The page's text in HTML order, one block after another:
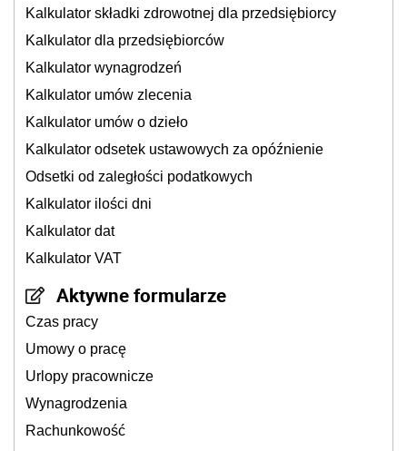
Kalkulator składki zdrowotnej dla przedsiębiorcy
Kalkulator dla przedsiębiorców
Kalkulator wynagrodzeń
Kalkulator umów zlecenia
Kalkulator umów o dzieło
Kalkulator odsetek ustawowych za opóźnienie
Odsetki od zaległości podatkowych
Kalkulator ilości dni
Kalkulator dat
Kalkulator VAT
Aktywne formularze
Czas pracy
Umowy o pracę
Urlopy pracownicze
Wynagrodzenia
Rachunkowość